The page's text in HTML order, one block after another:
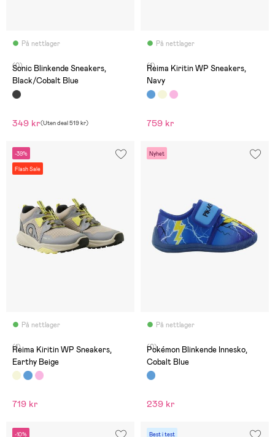
På nettlager
(0)
Sonic Blinkende Sneakers,
Black/Cobalt Blue
349 kr(Uten deal519 kr)
På nettlager
(1)
Reima Kiritin WP Sneakers,
Navy
759 kr
-39%
Flash Sale
På nettlager
(1)
Reima Kiritin WP Sneakers,
Earthy Beige
719 kr
Nyhet
På nettlager
(0)
Pokémon Blinkende Innesko,
Cobalt Blue
239 kr
-10% Best i test